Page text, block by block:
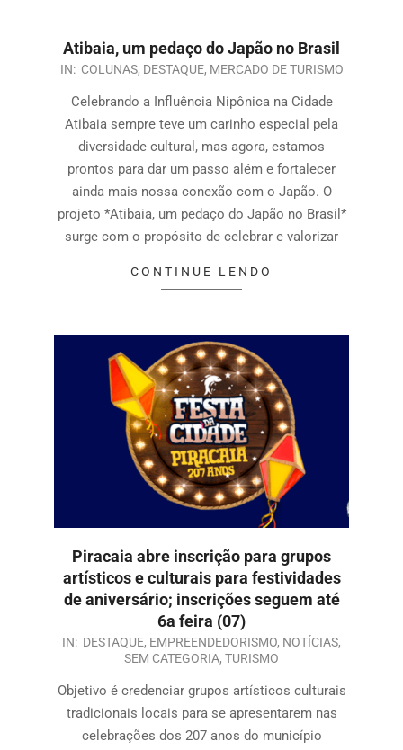
Atibaia, um pedaço do Japão no Brasil
IN: COLUNAS, DESTAQUE, MERCADO DE TURISMO
Celebrando a Influência Nipônica na Cidade
Atibaia sempre teve um carinho especial pela
diversidade cultural, mas agora, estamos
prontos para dar um passo além e fortalecer
ainda mais nossa conexão com o Japão. O
projeto *Atibaia, um pedaço do Japão no Brasil*
surge com o propósito de celebrar e valorizar
CONTINUE LENDO
Piracaia abre inscrição para grupos
artísticos e culturais para festividades
de aniversário; inscrições seguem até
6a feira (07)
IN: DESTAQUE, EMPREENDEDORISMO, NOTÍCIAS,
SEM CATEGORIA, TURISMO
Objetivo é credenciar grupos artísticos culturais
tradicionais locais para se apresentarem nas
celebrações dos 207 anos do município